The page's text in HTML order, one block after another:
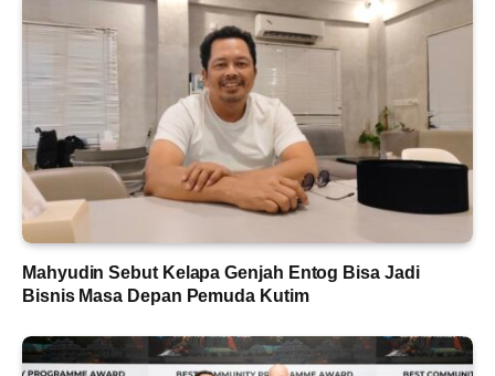
Mahyudin Sebut Kelapa Genjah Entog Bisa Jadi
Bisnis Masa Depan Pemuda Kutim